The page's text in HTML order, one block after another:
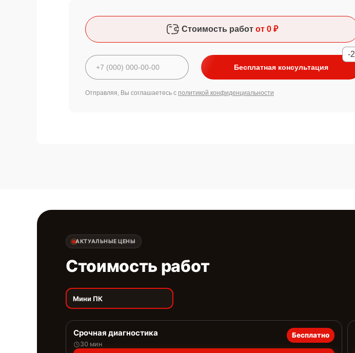
Стоимость работ от 0 ₽
Бесплатная консультация
-
Отправляя, Вы соглашаетесь с политикой конфиденциальности
АКТУАЛЬНЫЕ ЦЕНЫ
Стоимость работ
Мини ПК
Срочная диагностика
30 мин
Бесплатно